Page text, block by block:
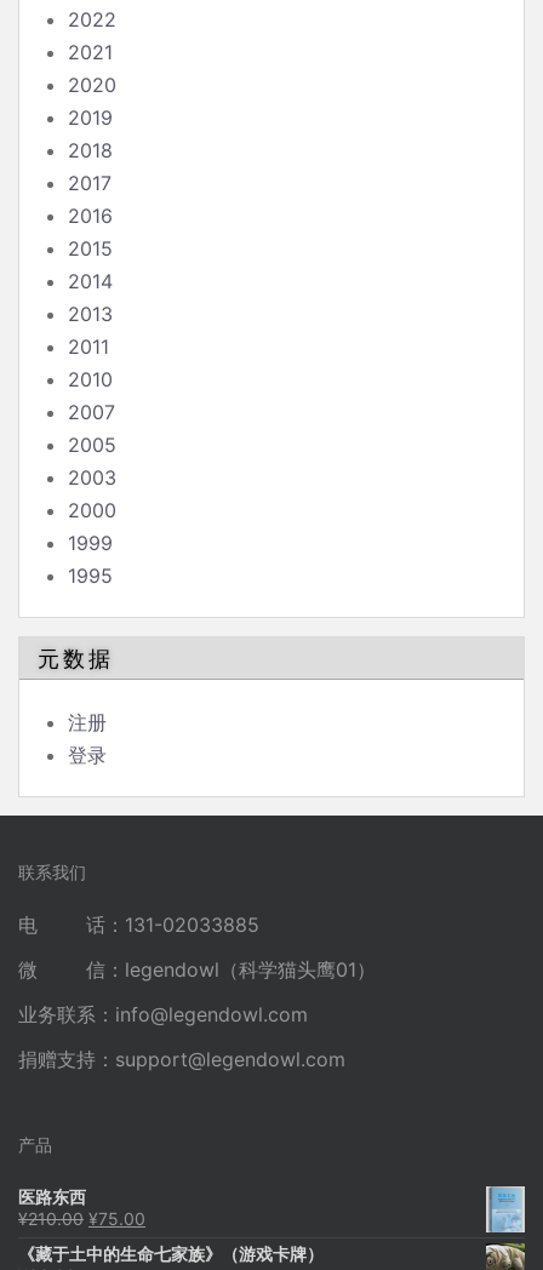
2022
2021
2020
2019
2018
2017
2016
2015
2014
2013
2011
2010
2007
2005
2003
2000
1999
1995
元数据
注册
登录
联系我们
电 话：131-02033885
微 信：legendowl（科学猫头鹰01）
业务联系： info@legendowl.com
捐赠支持： support@legendowl.com
产品
医路东西
¥210.00 原
为：
¥75.00
价
《藏于土中的生命七家族》（游戏卡牌）